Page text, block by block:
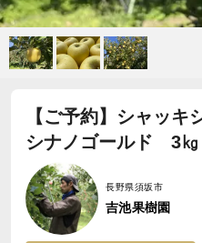
【ご予約】シャッキ
シナノゴールド 3
長野県須坂市
吉池果樹園